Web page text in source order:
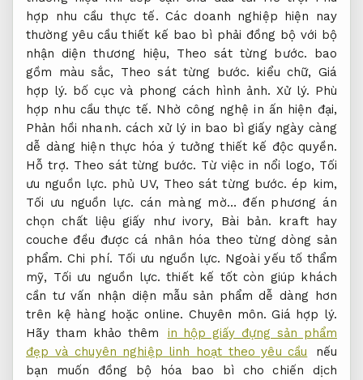
hợp nhu cầu thực tế. Các doanh nghiệp hiện nay
thường yêu cầu thiết kế bao bì phải đồng bộ với bộ
nhận diện thương hiệu, Theo sát từng bước. bao
gồm màu sắc, Theo sát từng bước. kiểu chữ, Giá
hợp lý. bố cục và phong cách hình ảnh. Xử lý. Phù
hợp nhu cầu thực tế. Nhờ công nghệ in ấn hiện đại,
Phản hồi nhanh. cách xử lý in bao bì giấy ngày càng
dễ dàng hiện thực hóa ý tưởng thiết kế độc quyền.
Hỗ trợ. Theo sát từng bước. Từ việc in nổi logo, Tối
ưu nguồn lực. phủ UV, Theo sát từng bước. ép kim,
Tối ưu nguồn lực. cán màng mờ… đến phương án
chọn chất liệu giấy như ivory, Bài bản. kraft hay
couche đều được cá nhân hóa theo từng dòng sản
phẩm.Chi phí. Tối ưu nguồn lực. Ngoài yếu tố thẩm
mỹ, Tối ưu nguồn lực. thiết kế tốt còn giúp khách
cần tư vấn nhận diện mẫu sản phẩm dễ dàng hơn
trên kệ hàng hoặc online. Chuyên môn. Giá hợp lý.
Hãy tham khảo thêm
in hộp giấy đựng sản phẩm
đẹp và chuyên nghiệp linh hoạt theo yêu cầu
nếu
bạn muốn đồng bộ hóa bao bì cho chiến dịch